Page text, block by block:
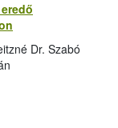
Dr. Szabó